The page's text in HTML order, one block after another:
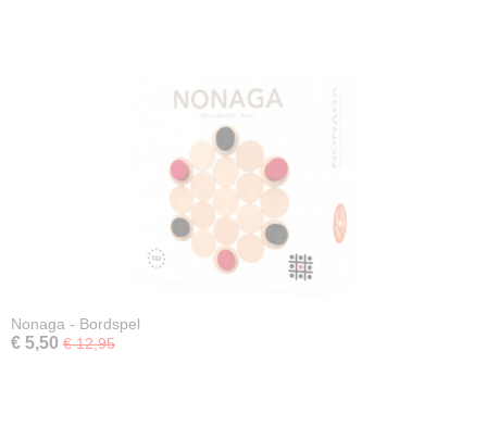
Nonaga - Bordspel
€ 5,50 € 12,95